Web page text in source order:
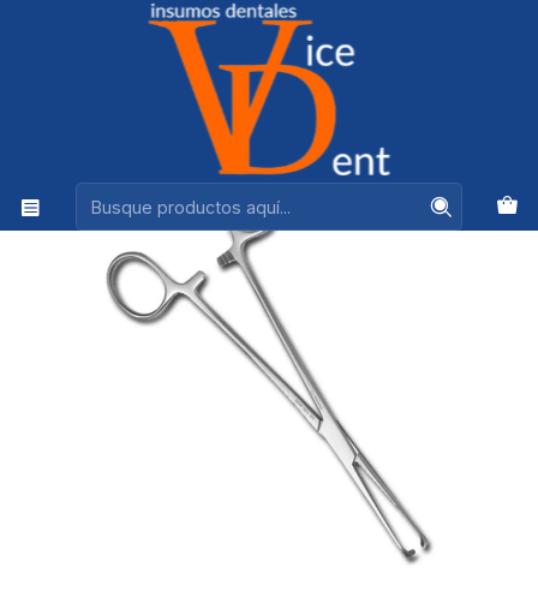
Ventas +56944575313
INSTRUMENTAL PINZA ALLIS